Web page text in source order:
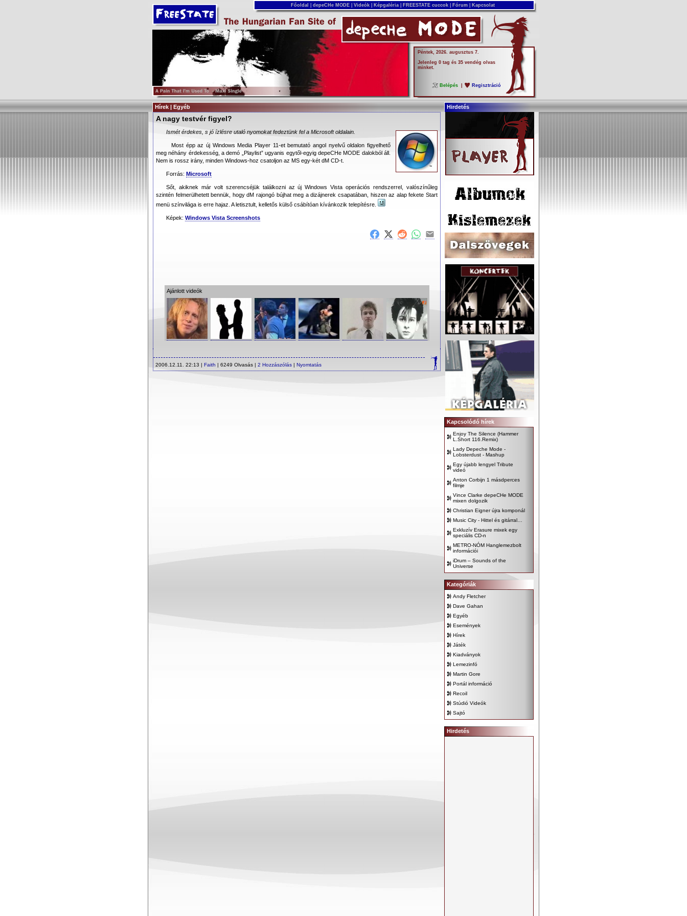
Főoldal depeCHe MODE Videók Képgaléria FREESTATE cuccok Fórum Kapcsolat
Péntek, 2026. augusztus 7.
Jelenleg 0 tag és 35 vendég olvas
minket.
Belépés Regisztráció
Hírek | Egyéb Hirdetés
A nagy testvér figyel?
Ismét érdekes, s jó ízlésre utaló nyomokat fedeztünk fel a Microsoft oldalain.
Most épp az új Windows Media Player 11-et bemutató angol nyelvű oldalon figyelhető
meg néhány érdekesség, a demó „Playlist” ugyanis egytől-egyig depeCHe MODE dalokból áll.
Nem is rossz irány, minden Windows-hoz csatoljon az MS egy-két dM CD-t.
Forrás: Microsoft
Sőt, akiknek már volt szerencséjük találkozni az új Windows Vista operációs rendszerrel, valószínűleg
szintén felmerülhetett bennük, hogy dM rajongó bújhat meg a dizájnerek csapatában, hiszen az alap fekete Start
menü színvilága is erre hajaz. A letisztult, kelletős külső csábítóan kívánkozik telepítésre.
Képek: Windows Vista Screenshots
Ajánlott videók
2006.12.11. 22:13 | Faith | 6249 Olvasás | 2 Hozzászólás | Nyomtatás
Kapcsolódó hírek
Enjoy The Silence (Hammer
L.Short 116.Remix)
Lady Depeche Mode -
Lobsterdust - Mashup
Egy újabb lengyel Tribute
videó
Anton Corbijn 1 másdperces
filmje
Vince Clarke depeCHe MODE
mixen dolgozik
Christian Eigner újra komponál
Music City - Hittel és gitárral…
Exkluzív Erasure mixek egy
speciális CD-n
METRO-NÓM Hanglemezbolt
információi
iDrum – Sounds of the
Universe
Kategóriák
Andy Fletcher
Dave Gahan
Egyéb
Események
Hírek
Játék
Kiadványok
Lemezinfó
Martin Gore
Portál információ
Recoil
Stúdió Videók
Sajtó
Hirdetés